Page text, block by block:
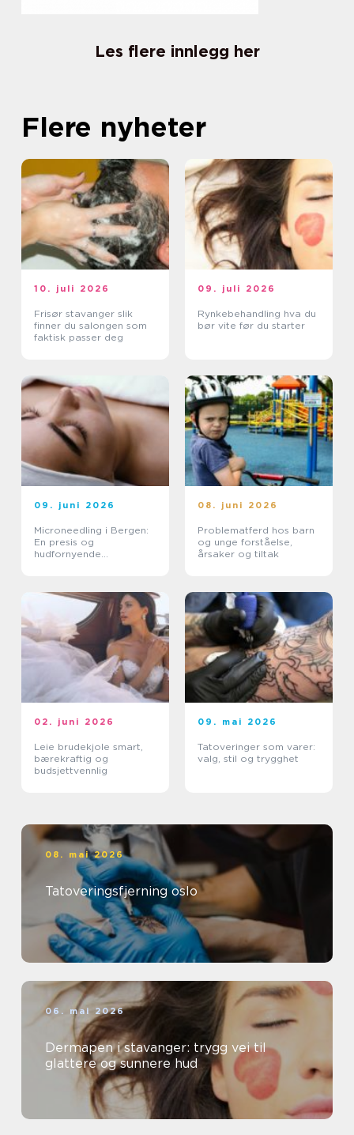
Les flere innlegg her
Flere nyheter
10. juli 2026
Frisør stavanger slik
finner du salongen som
faktisk passer deg
09. juli 2026
Rynkebehandling hva du
bør vite før du starter
09. juni 2026
Microneedling i Bergen:
En presis og
hudfornyende
08. juni 2026
Problematferd hos barn
og unge forståelse,
årsaker og tiltak
02. juni 2026
Leie brudekjole smart,
bærekraftig og
budsjettvennlig
09. mai 2026
Tatoveringer som varer:
valg, stil og trygghet
08. mai 2026
Tatoveringsfjerning oslo
06. mai 2026
Dermapen i stavanger: trygg vei til
glattere og sunnere hud